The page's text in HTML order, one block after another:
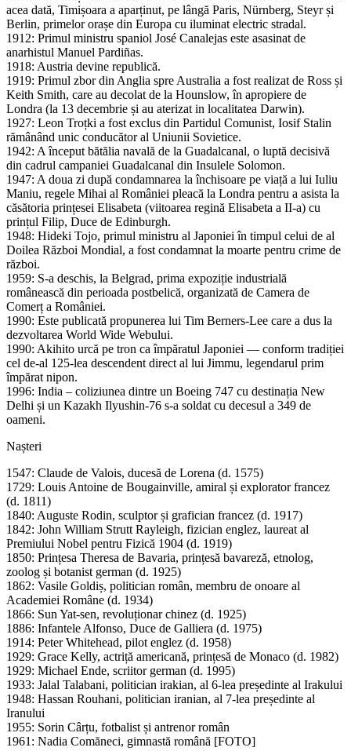
acea dată, Timișoara a aparținut, pe lângă Paris, Nürnberg, Steyr și
Berlin, primelor orașe din Europa cu iluminat electric stradal.
1912: Primul ministru spaniol José Canalejas este asasinat de
anarhistul Manuel Pardiñas.
1918: Austria devine republică.
1919: Primul zbor din Anglia spre Australia a fost realizat de Ross și
Keith Smith, care au decolat de la Hounslow, în apropiere de
Londra (la 13 decembrie și au aterizat in localitatea Darwin).
1927: Leon Troțki a fost exclus din Partidul Comunist, Iosif Stalin
rămânând unic conducător al Uniunii Sovietice.
1942: A început bătălia navală de la Guadalcanal, o luptă decisivă
din cadrul campaniei Guadalcanal din Insulele Solomon.
1947: A doua zi după condamnarea la închisoare pe viață a lui Iuliu
Maniu, regele Mihai al României pleacă la Londra pentru a asista la
căsătoria prințesei Elisabeta (viitoarea regină Elisabeta a II-a) cu
prințul Filip, Duce de Edinburgh.
1948: Hideki Tojo, primul ministru al Japoniei în timpul celui de al
Doilea Război Mondial, a fost condamnat la moarte pentru crime de
război.
1959: S-a deschis, la Belgrad, prima expoziție industrială
românească din perioada postbelică, organizată de Camera de
Comerț a României.
1990: Este publicată propunerea lui Tim Berners-Lee care a dus la
dezvoltarea World Wide Webului.
1990: Akihito urcă pe tron ca împăratul Japoniei — conform tradiției
cel de-al 125-lea descendent direct al lui Jimmu, legendarul prim
împărat nipon.
1996: India – coliziunea dintre un Boeing 747 cu destinația New
Delhi și un Kazakh Ilyushin-76 s-a soldat cu decesul a 349 de
oameni.
Nașteri
1547: Claude de Valois, ducesă de Lorena (d. 1575)
1729: Louis Antoine de Bougainville, amiral și explorator francez
(d. 1811)
1840: Auguste Rodin, sculptor și grafician francez (d. 1917)
1842: John William Strutt Rayleigh, fizician englez, laureat al
Premiului Nobel pentru Fizică 1904 (d. 1919)
1850: Prințesa Theresa de Bavaria, prințesă bavareză, etnolog,
zoolog și botanist german (d. 1925)
1862: Vasile Goldiș, politician român, membru de onoare al
Academiei Române (d. 1934)
1866: Sun Yat-sen, revoluționar chinez (d. 1925)
1886: Infantele Alfonso, Duce de Galliera (d. 1975)
1914: Peter Whitehead, pilot englez (d. 1958)
1929: Grace Kelly, actriță americană, prințesă de Monaco (d. 1982)
1929: Michael Ende, scriitor german (d. 1995)
1933: Jalal Talabani, politician irakian, al 6-lea președinte al Irakului
1948: Hassan Rouhani, politician iranian, al 7-lea președinte al
Iranului
1955: Sorin Cârțu, fotbalist și antrenor român
1961: Nadia Comăneci, gimnastă română [FOTO]